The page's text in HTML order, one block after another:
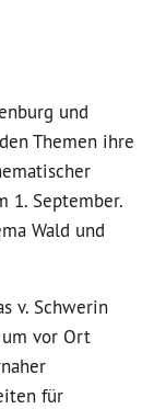
und
Themen ihre
1. September.
Wald und
v. Schwerin
um vor Ort
für